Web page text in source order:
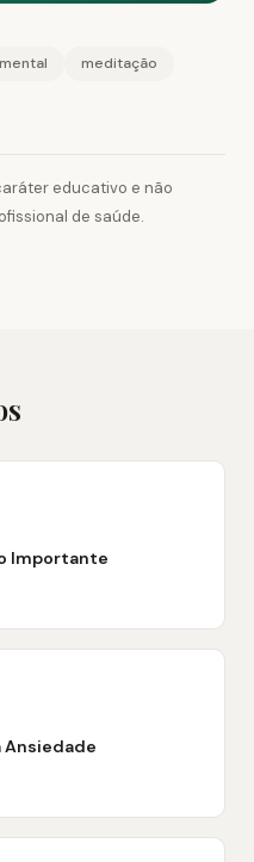
meditação
educativo e não
de saúde.
Importante
Ansiedade